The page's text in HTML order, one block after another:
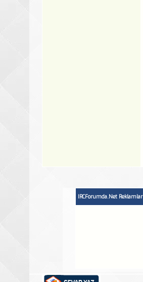
IRCForumda.Net Reklamlar